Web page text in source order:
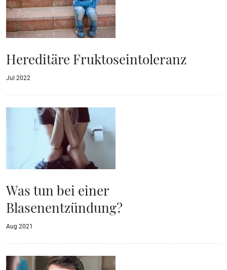
Hereditäre Fruktoseintoleranz
Jul 2022
Was tun bei einer
Blasenentzündung?
Aug 2021